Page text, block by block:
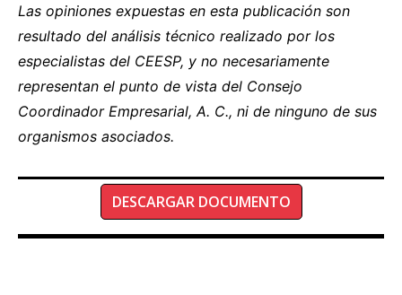
Las opiniones expuestas en esta publicación son
resultado del análisis técnico realizado por los
especialistas del CEESP, y no necesariamente
representan el punto de vista del Consejo
Coordinador Empresarial, A. C., ni de ninguno de sus
organismos asociados.
DESCARGAR DOCUMENTO